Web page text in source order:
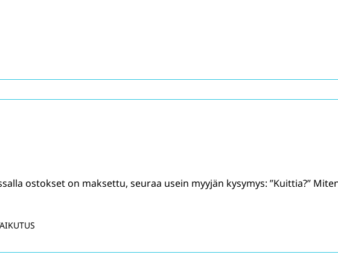
ostokset on maksettu, seuraa usein myyjän kysymys: ”Kuittia?”